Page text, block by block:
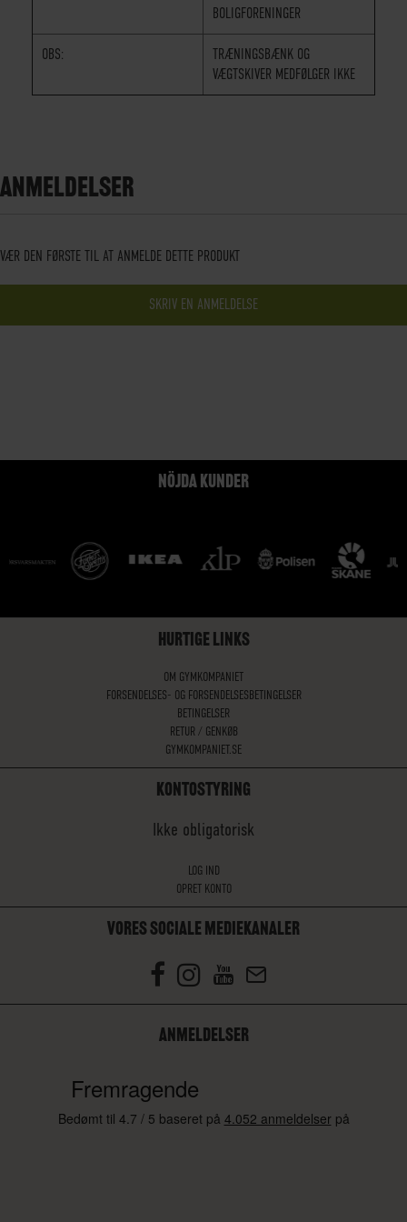
BOLIGFORENINGER
OBS:
TRÆNINGSBÆNK OG
VÆGTSKIVER MEDFØLGER IKKE
ANMELDELSER
VÆR DEN FØRSTE TIL AT ANMELDE DETTE PRODUKT
SKRIV EN ANMELDELSE
NÖJDA KUNDER
HURTIGE LINKS
OM GYMKOMPANIET
FORSENDELSES- OG FORSENDELSESBETINGELSER
BETINGELSER
RETUR / GENKØB
GYMKOMPANIET.SE
KONTOSTYRING
Ikke obligatorisk
LOG IND
OPRET KONTO
VORES SOCIALE MEDIEKANALER
ANMELDELSER